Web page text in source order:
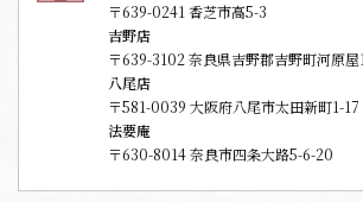
〒639-0241 香芝市高5-3
吉野店
〒639-3102 奈良県吉野郡吉野町河原
八尾店
〒581-0039 大阪府八尾市太田新町1-17
法要庵
〒630-8014 奈良市四条大路5-6-20